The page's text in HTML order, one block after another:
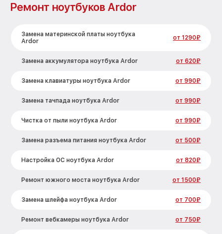
Ремонт ноутбуков Ardor
Замена материнской платы ноутбука
Ardor
от 1290₽
Замена аккумулятора ноутбука Ardor от 620₽
Замена клавиатуры ноутбука Ardor от 990₽
Замена тачпада ноутбука Ardor от 990₽
Чистка от пыли ноутбука Ardor от 990₽
Замена разъема питания ноутбука Ardor от 500₽
Настройка ОС ноутбука Ardor от 820₽
Ремонт южного моста ноутбука Ardor от 1500₽
Замена шлейфа ноутбука Ardor от 700₽
Ремонт вебкамеры ноутбука Ardor от 750₽